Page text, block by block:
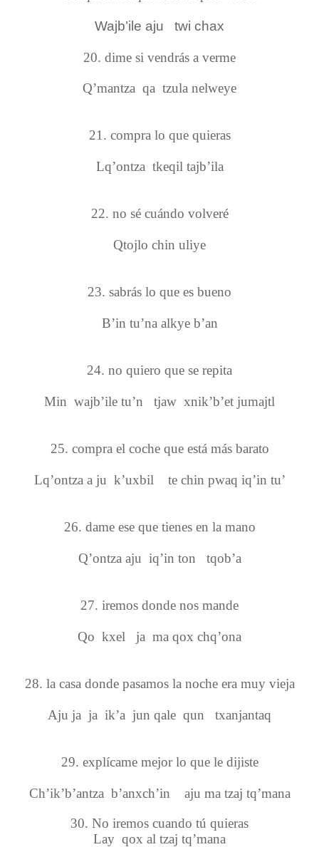
Wajb’ile aju twi chax
20. dime si vendrás a verme
Q’mantza qa tzula nelweye
21. compra lo que quieras
Lq’ontza tkeqil tajb’ila
22. no sé cuándo volveré
Qtojlo chin uliye
23. sabrás lo que es bueno
B’in tu’na alkye b’an
24. no quiero que se repita
Min wajb’ile tu’n tjaw xnik’b’et jumajtl
25. compra el coche que está más barato
Lq’ontza a ju k’uxbil te chin pwaq iq’in tu’
26. dame ese que tienes en la mano
Q’ontza aju iq’in ton tqob’a
27. iremos donde nos mande
Qo kxel ja ma qox chq’ona
28. la casa donde pasamos la noche era muy vieja
Aju ja ja ik’a jun qale qun txanjantaq
29. explícame mejor lo que le dijiste
Ch’ik’b’antza b’anxch’in aju ma tzaj tq’mana
30. No iremos cuando tú quieras
Lay qox al tzaj tq’mana